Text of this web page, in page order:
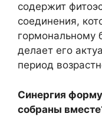
содержит
соединения,
гормональному
делает его
период
Синергия
собраны